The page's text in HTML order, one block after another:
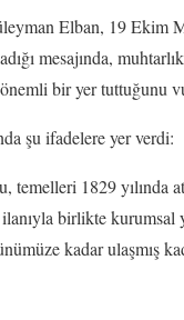
Elban, 19 Ekim
mesajında,
bir yer tuttuğunu
şu ifadelere yer verdi:
temelleri 1829 yılında
birlikte kurumsal
kadar ulaşmış